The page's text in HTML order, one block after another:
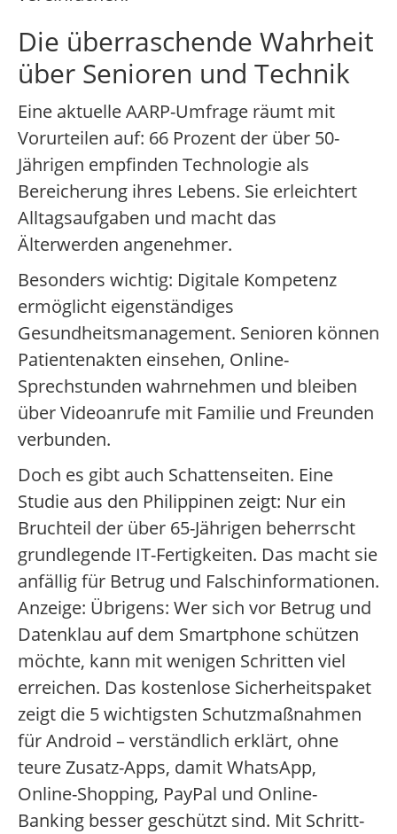
Die überraschende Wahrheit
über Senioren und Technik
Eine aktuelle AARP-Umfrage räumt mit
Vorurteilen auf: 66 Prozent der über 50-
Jährigen empfinden Technologie als
Bereicherung ihres Lebens. Sie erleichtert
Alltagsaufgaben und macht das
Älterwerden angenehmer.
Besonders wichtig: Digitale Kompetenz
ermöglicht eigenständiges
Gesundheitsmanagement. Senioren können
Patientenakten einsehen, Online-
Sprechstunden wahrnehmen und bleiben
über Videoanrufe mit Familie und Freunden
verbunden.
Doch es gibt auch Schattenseiten. Eine
Studie aus den Philippinen zeigt: Nur ein
Bruchteil der über 65-Jährigen beherrscht
grundlegende IT-Fertigkeiten. Das macht sie
anfällig für Betrug und Falschinformationen.
Anzeige: Übrigens: Wer sich vor Betrug und
Datenklau auf dem Smartphone schützen
möchte, kann mit wenigen Schritten viel
erreichen. Das kostenlose Sicherheitspaket
zeigt die 5 wichtigsten Schutzmaßnahmen
für Android – verständlich erklärt, ohne
teure Zusatz-Apps, damit WhatsApp,
Online-Shopping, PayPal und Online-
Banking besser geschützt sind. Mit Schritt-